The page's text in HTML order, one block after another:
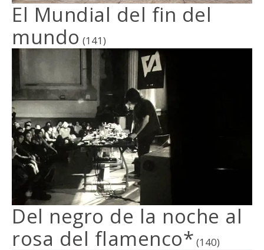
El Mundial del fin del
mundo (141)
Del negro de la noche al
rosa del flamenco* (140)